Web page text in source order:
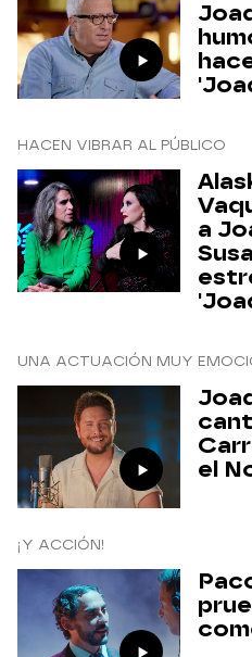
HACEN VIBRAR AL PÚBLICO
a
UNA ACTUACIÓN MUY
el
¡Y ACCIÓN!